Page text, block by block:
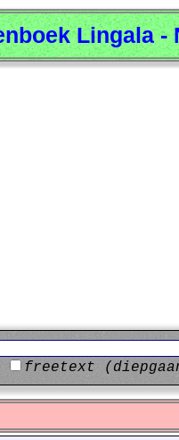
Lingala -
freetext